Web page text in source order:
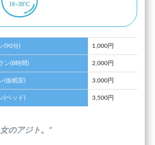
(90分) 1,000円
ン(8時間) 2,000円
(仮眠室) 3,000円
(ベッド) 3,500円
のアジト。”